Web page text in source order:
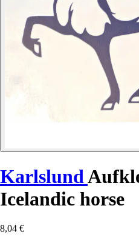
Karlslund
Icelandic horse
8,04 €